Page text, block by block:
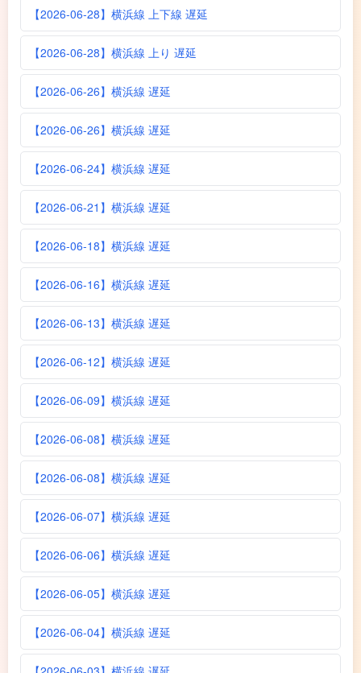
【2026-06-28】横浜線 上下線 遅延
【2026-06-28】横浜線 上り 遅延
【2026-06-26】横浜線 遅延
【2026-06-26】横浜線 遅延
【2026-06-24】横浜線 遅延
【2026-06-21】横浜線 遅延
【2026-06-18】横浜線 遅延
【2026-06-16】横浜線 遅延
【2026-06-13】横浜線 遅延
【2026-06-12】横浜線 遅延
【2026-06-09】横浜線 遅延
【2026-06-08】横浜線 遅延
【2026-06-08】横浜線 遅延
【2026-06-07】横浜線 遅延
【2026-06-06】横浜線 遅延
【2026-06-05】横浜線 遅延
【2026-06-04】横浜線 遅延